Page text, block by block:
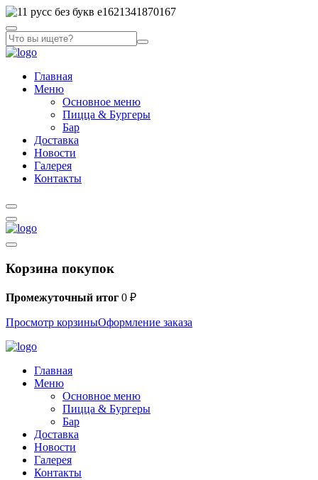
Главная
Меню
Основное меню
Пицца & Бургеры
Бар
Доставка
Новости
Галерея
Контакты
Корзина покупок
Промежуточный итог 0 ₽
Просмотр корзиныОформление заказа
Главная
Меню
Основное меню
Пицца & Бургеры
Бар
Доставка
Новости
Галерея
Контакты